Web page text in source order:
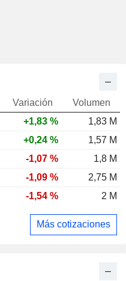
Variación
Volumen
+1,83 %
1,83 M
+0,24 %
1,57 M
-1,07 %
1,8 M
-1,09 %
2,75 M
-1,54 % 2 M
Más cotizaciones